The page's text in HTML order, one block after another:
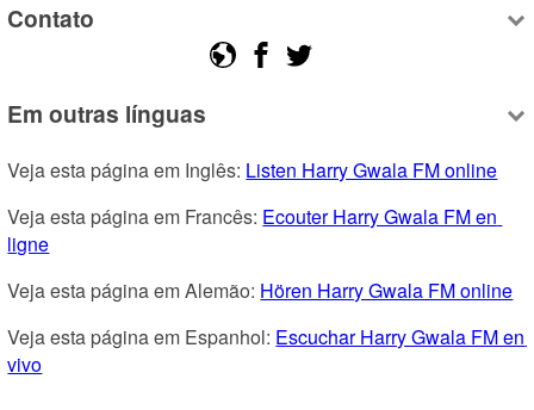
Contato
Em outras línguas
Veja esta página em Inglês: Listen Harry Gwala FM online
Veja esta página em Francês: Ecouter Harry Gwala FM en
ligne
Veja esta página em Alemão: Hören Harry Gwala FM online
Veja esta página em Espanhol: Escuchar Harry Gwala FM en
vivo